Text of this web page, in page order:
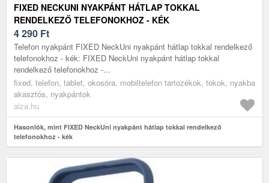
FIXED NECKUNI NYAKPÁNT HÁTLAP TOKKAL
RENDELKEZŐ TELEFONOKHOZ - KÉK
4 290 Ft
Telefon nyakpánt FIXED NeckUni nyakpánt hátlap tokkal rendelkező
telefonokhoz - kék: FIXED NeckUni nyakpánt hátlap tokkal
rendelkező telefonokhoz -...
fixed, telefon, tablet, okosóra, mobiltelefon tartozékok, tokok, nyakba
akasztós, nyakpántok
alza.hu
Hasonlók, mint FIXED NeckUni nyakpánt hátlap tokkal rendelkező
telefonokhoz - kék